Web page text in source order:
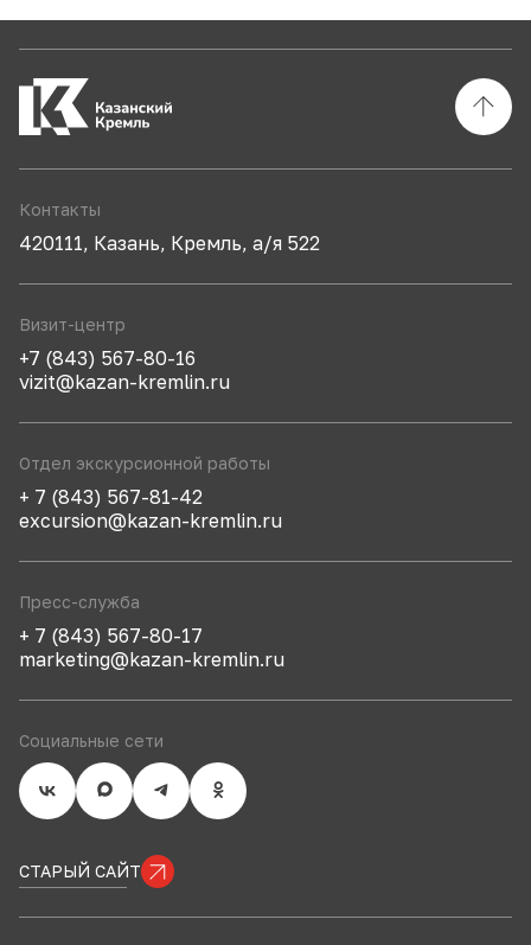
Контакты
420111, Казань, Кремль, а/я 522
Визит-центр
+7 (843) 567-80-16
vizit@kazan-kremlin.ru
Отдел экскурсионной работы
+ 7 (843) 567-81-42
excursion@kazan-kremlin.ru
Пресс-служба
+ 7 (843) 567-80-17
marketing@kazan-kremlin.ru
Социальные сети
СТАРЫЙ САЙТ